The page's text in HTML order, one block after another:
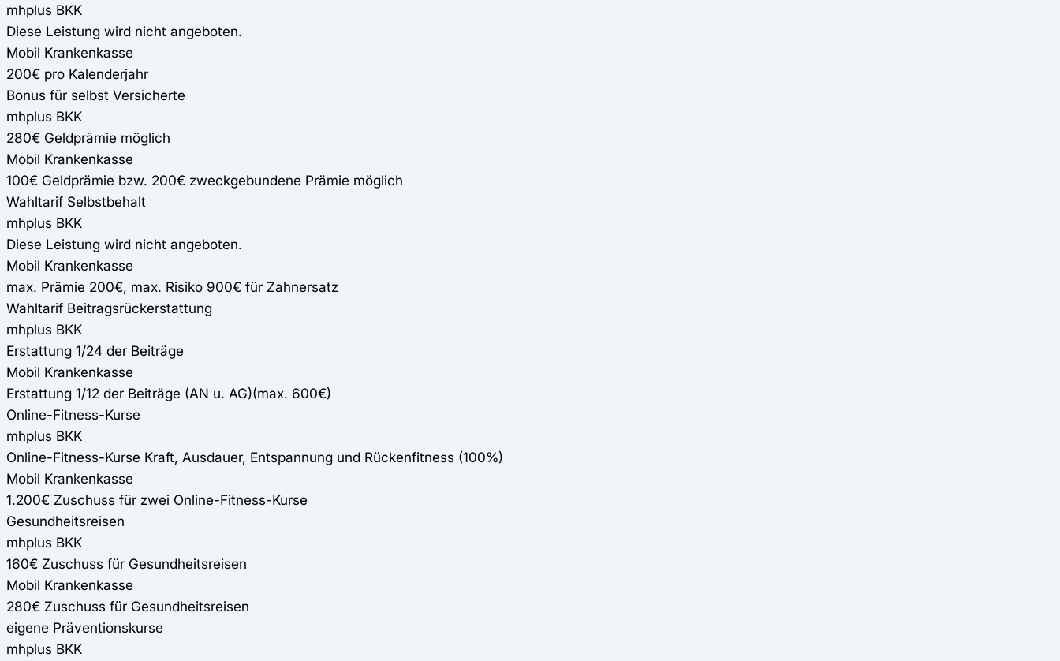
mhplus BKK
Diese Leistung wird nicht angeboten.
Mobil Krankenkasse
200€ pro Kalenderjahr
Bonus für selbst Versicherte
mhplus BKK
280€ Geldprämie möglich
Mobil Krankenkasse
100€ Geldprämie bzw. 200€ zweckgebundene Prämie möglich
Wahltarif Selbstbehalt
mhplus BKK
Diese Leistung wird nicht angeboten.
Mobil Krankenkasse
max. Prämie 200€, max. Risiko 900€ für Zahnersatz
Wahltarif Beitragsrückerstattung
mhplus BKK
Erstattung 1/24 der Beiträge
Mobil Krankenkasse
Erstattung 1/12 der Beiträge (AN u. AG)(max. 600€)
Online-Fitness-Kurse
mhplus BKK
Online-Fitness-Kurse Kraft, Ausdauer, Entspannung und Rückenfitness (100%)
Mobil Krankenkasse
1.200€ Zuschuss für zwei Online-Fitness-Kurse
Gesundheitsreisen
mhplus BKK
160€ Zuschuss für Gesundheitsreisen
Mobil Krankenkasse
280€ Zuschuss für Gesundheitsreisen
eigene Präventionskurse
mhplus BKK